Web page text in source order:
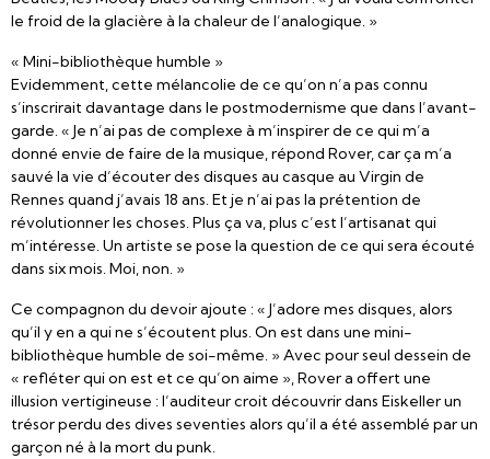
le froid de la glacière à la chaleur de l’analogique. »
« Mini-bibliothèque humble »
Evidemment, cette mélancolie de ce qu’on n’a pas connu
s’inscrirait davantage dans le postmodernisme que dans l’avant-
garde. « Je n’ai pas de complexe à m’inspirer de ce qui m’a
donné envie de faire de la musique, répond Rover, car ça m’a
sauvé la vie d’écouter des disques au casque au Virgin de
Rennes quand j’avais 18 ans. Et je n’ai pas la prétention de
révolutionner les choses. Plus ça va, plus c’est l’artisanat qui
m’intéresse. Un artiste se pose la question de ce qui sera écouté
dans six mois. Moi, non. »
Ce compagnon du devoir ajoute : « J’adore mes disques, alors
qu’il y en a qui ne s’écoutent plus. On est dans une mini-
bibliothèque humble de soi-même. » Avec pour seul dessein de
« refléter qui on est et ce qu’on aime », Rover a offert une
illusion vertigineuse : l’auditeur croit découvrir dans Eiskeller un
trésor perdu des dives seventies alors qu’il a été assemblé par un
garçon né à la mort du punk.